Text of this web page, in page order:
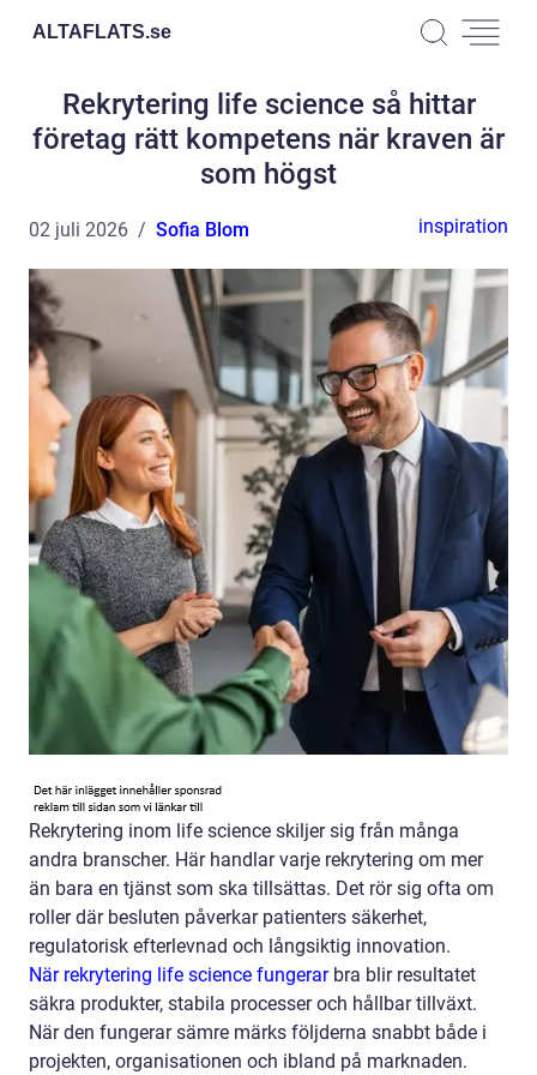
ALTAFLATS.se
Rekrytering life science så hittar
företag rätt kompetens när kraven är
som högst
02 juli 2026 Sofia Blom inspiration
Rekrytering inom life science skiljer sig från många
andra branscher. Här handlar varje rekrytering om mer
än bara en tjänst som ska tillsättas. Det rör sig ofta om
roller där besluten påverkar patienters säkerhet,
regulatorisk efterlevnad och långsiktig innovation.
När rekrytering life science fungerarbra blir resultatet
säkra produkter, stabila processer och hållbar tillväxt.
När den fungerar sämre märks följderna snabbt både i
projekten, organisationen och ibland på marknaden.